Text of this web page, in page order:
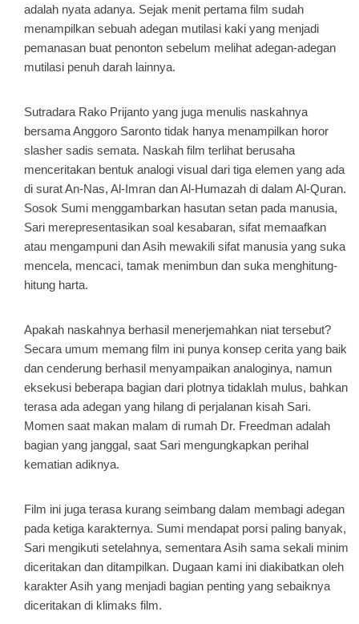
adalah nyata adanya. Sejak menit pertama film sudah
menampilkan sebuah adegan mutilasi kaki yang menjadi
pemanasan buat penonton sebelum melihat adegan-adegan
mutilasi penuh darah lainnya.
Sutradara Rako Prijanto yang juga menulis naskahnya
bersama Anggoro Saronto tidak hanya menampilkan horor
slasher sadis semata. Naskah film terlihat berusaha
menceritakan bentuk analogi visual dari tiga elemen yang ada
di surat An-Nas, Al-Imran dan Al-Humazah di dalam Al-Quran.
Sosok Sumi menggambarkan hasutan setan pada manusia,
Sari merepresentasikan soal kesabaran, sifat memaafkan
atau mengampuni dan Asih mewakili sifat manusia yang suka
mencela, mencaci, tamak menimbun dan suka menghitung-
hitung harta.
Apakah naskahnya berhasil menerjemahkan niat tersebut?
Secara umum memang film ini punya konsep cerita yang baik
dan cenderung berhasil menyampaikan analoginya, namun
eksekusi beberapa bagian dari plotnya tidaklah mulus, bahkan
terasa ada adegan yang hilang di perjalanan kisah Sari.
Momen saat makan malam di rumah Dr. Freedman adalah
bagian yang janggal, saat Sari mengungkapkan perihal
kematian adiknya.
Film ini juga terasa kurang seimbang dalam membagi adegan
pada ketiga karakternya. Sumi mendapat porsi paling banyak,
Sari mengikuti setelahnya, sementara Asih sama sekali minim
diceritakan dan ditampilkan. Dugaan kami ini diakibatkan oleh
karakter Asih yang menjadi bagian penting yang sebaiknya
diceritakan di klimaks film.